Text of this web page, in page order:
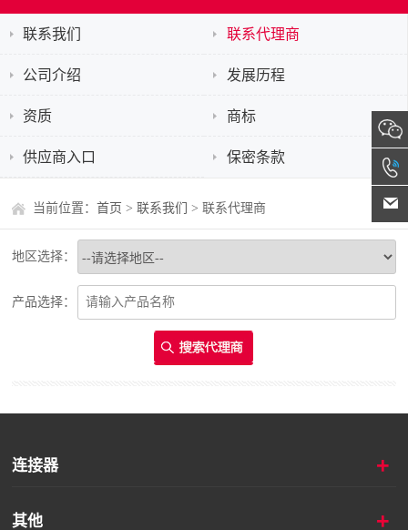
联系我们 联系代理商
公司介绍 发展历程
资质 商标
供应商入口 保密条款
当前位置：首页 >联系我们 > 联系代理商
地区选择：
产品选择：
连接器 +
其他 +